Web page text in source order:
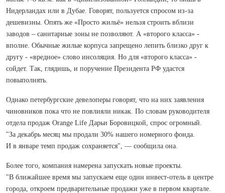
Нидерландах или в Дубае. Говорят, пользуется спросом из-за
дешевизны. Опять же «Просто жильё» нельзя строить вблизи
заводов – санитарные зоны не позволяют. А «второго класса» -
вполне. Обычные жилые корпуса запрещено лепить близко друг к
другу - «вредное» слово инсоляция. Но для «второго класса» -
сойдет. Так, глядишь, и поручение Президента РФ удастся
повыполнять.
Однако петербургские девелоперы говорят, что на них заявления
чиновников пока что не повлияли никак. По словам руководителя
отдела продаж Orange Life Дарьи Боровицкой, спрос огромный.
"За декабрь месяц мы продали 30% нашего номерного фонда.
И в январе темп продаж сохраняется", — сообщила она.
Более того, компания намерена запускать новые проекты.
"В ближайшее время мы запускаем еще один инвест-отель в центре
города, откроем предварительные продажи уже в первом квартале.